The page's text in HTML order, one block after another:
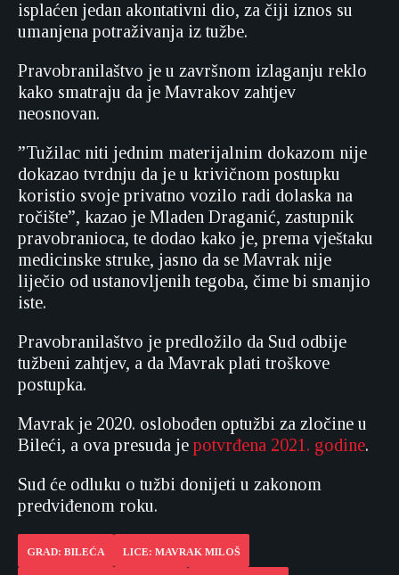
isplaćen jedan akontativni dio, za čiji iznos su
umanjena potraživanja iz tužbe.
Pravobranilaštvo je u završnom izlaganju reklo
kako smatraju da je Mavrakov zahtjev
neosnovan.
”Tužilac niti jednim materijalnim dokazom nije
dokazao tvrdnju da je u krivičnom postupku
koristio svoje privatno vozilo radi dolaska na
ročište”, kazao je Mladen Draganić, zastupnik
pravobranioca, te dodao kako je, prema vještaku
medicinske struke, jasno da se Mavrak nije
liječio od ustanovljenih tegoba, čime bi smanjio
iste.
Pravobranilaštvo je predložilo da Sud odbije
tužbeni zahtjev, a da Mavrak plati troškove
postupka.
Mavrak je 2020. oslobođen optužbi za zločine u
Bileći, a ova presuda je potvrđena 2021. godine.
Sud će odluku o tužbi donijeti u zakonom
predviđenom roku.
GRAD: BILEĆA LICE: MAVRAK MILOŠ